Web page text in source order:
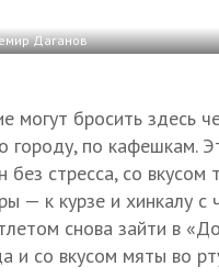
Даганов
могут бросить здесь
городу, по кафешкам.
без стресса, со
— к курзе и хинкалу с
снова зайти в
и со вкусом мяты во